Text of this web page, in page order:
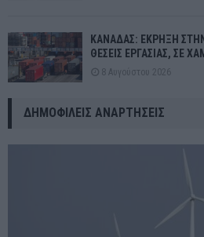
ΚΑΝΑΔΑΣ: ΕΚΡΗΞΗ
ΘΕΣΕΙΣ ΕΡΓΑΣΙΑΣ, ΣΕ
8 Αυγούστου 2026
ΔΗΜΟΦΙΛΕΊΣ ΑΝΑΡΤΉΣΕΙΣ